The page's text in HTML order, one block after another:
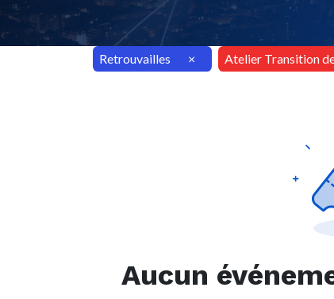
Retrouvailles × Atelier Transition
Aucun